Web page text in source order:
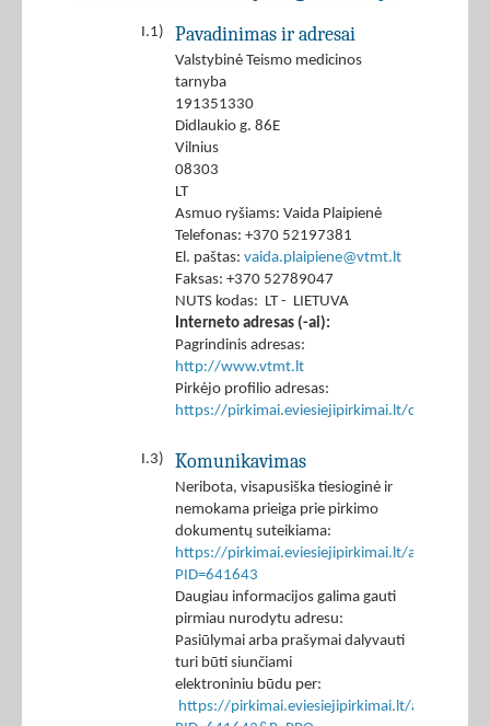
I.1) Pavadinimas ir adresai
Valstybinė Teismo medicinos
tarnyba
191351330
Didlaukio g. 86E
Vilnius
08303
LT
Asmuo ryšiams: Vaida Plaipienė
Telefonas: +370 52197381
El. paštas: vaida.plaipiene@vtmt.lt
Faksas: +370 52789047
NUTS kodas: LT - LIETUVA
Interneto adresas (-ai):
Pagrindinis adresas:
http://www.vtmt.lt
Pirkėjo profilio adresas:
https://pirkimai.eviesiejipirkimai.lt/ctm/
I.3) Komunikavimas
Neribota, visapusiška tiesioginė ir
nemokama prieiga prie pirkimo
dokumentų suteikiama:
https://pirkimai.eviesiejipirkimai.lt/app/rfq/
PID=641643
Daugiau informacijos galima gauti
pirmiau nurodytu adresu:
Pasiūlymai arba prašymai dalyvauti
turi būti siunčiami
elektroniniu būdu per:
https://pirkimai.eviesiejipirkimai.lt/app/rfq/